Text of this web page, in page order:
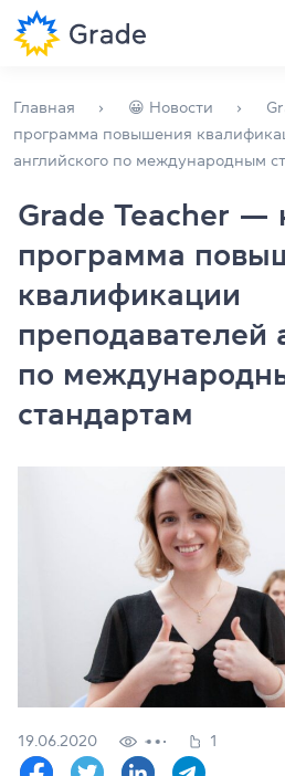
Курсы английского
Обучение для преподавателей
Английский для компаний
Подготовка к экзаменам
Экзаменационный центр
свойуровень
Язык сайта
(044) 580 11 00
(050) 580 11 00
Главная 😀 Новости
программа повышения
английского по международным
Grade Teacher —
программа
квалификации
преподавателей
по
стандартам
19.06.2020 1